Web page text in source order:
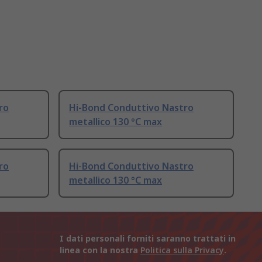
Hi-Bond Conduttivo Nastro
metallico 130 °C max
Hi-Bond Conduttivo Nastro
metallico 130 °C max
I dati personali forniti saranno trattati in
linea con la nostra Politica sulla Privacy.